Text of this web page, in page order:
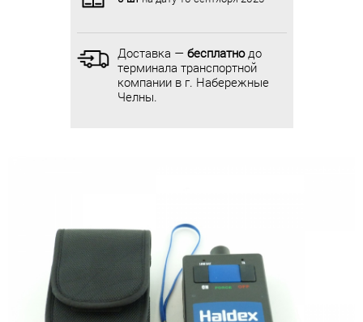
Доставка — бесплатнодо
терминала транспортной
компании в г. Набережные
Челны.
Доставка — бесплатнодо
терминала транспортной
компании в г. Набережные
Челны.